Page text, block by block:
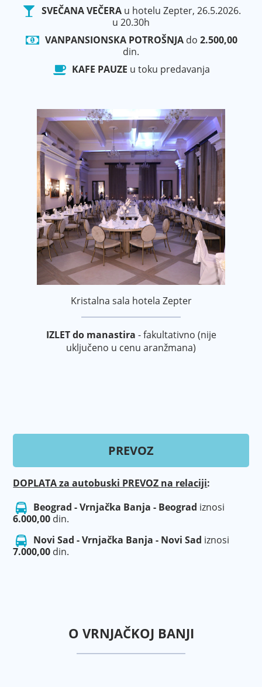
SVEČANA VEČERAu hotelu Zepter, 26.5.2026.
u 20.30h
VANPANSIONSKA POTROŠNJAdo 2.500,00
din.
KAFE PAUZE u toku predavanja
Kristalna sala hotela Zepter
IZLET do manastira - fakultativno (nije
uključeno u cenu aranžmana)
PREVOZ
DOPLATA za autobuski PREVOZ na relaciji:
Beograd - Vrnjačka Banja - Beograd iznosi
6.000,00 din.
Novi Sad - Vrnjačka Banja - Novi Sad iznosi
7.000,00 din.
O VRNJAČKOJ BANJI